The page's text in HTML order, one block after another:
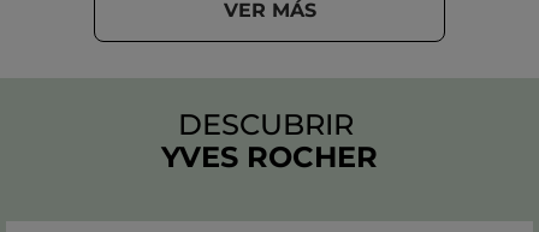
VER MÁS
DESCUBRIR
YVES ROCHER